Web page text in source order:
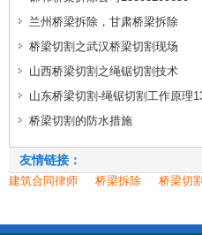
兰州桥梁拆除，甘肃桥梁拆除
桥梁切割之武汉桥梁切割现场
山西桥梁切割之绳锯切割技术
山东桥梁切割-绳锯切割工作原理
桥梁切割的防水措施
友情链接：
建筑合同律师 桥梁拆除 桥梁切割